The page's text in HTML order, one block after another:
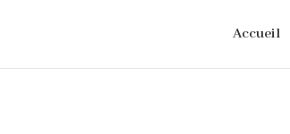
Accueil